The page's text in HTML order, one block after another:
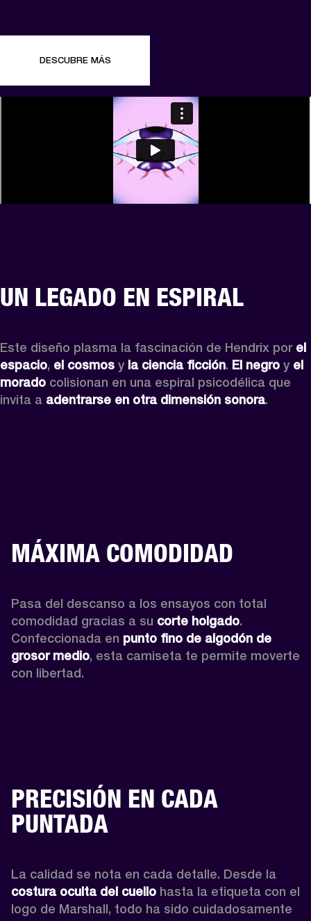
DESCUBRE MÁS
UN LEGADO EN ESPIRAL
Este diseño plasma la fascinación de Hendrix por el
espacio, el cosmos y la ciencia ficción. El negro y el
morado colisionan en una espiral psicodélica que
invita a adentrarse en otra dimensión sonora.
MÁXIMA COMODIDAD
Pasa del descanso a los ensayos con total
comodidad gracias a su corte holgado.
Confeccionada en punto fino de algodón de
grosor medio, esta camiseta te permite moverte
con libertad.
PRECISIÓN EN CADA
PUNTADA
costura oculta del cuello hasta la etiqueta con el
logo de Marshall, todo ha sido cuidadosamente